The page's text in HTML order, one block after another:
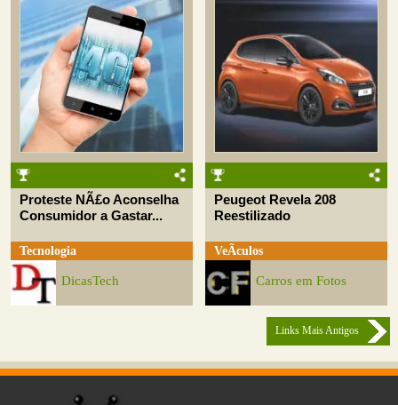
Proteste NÃ£o Aconselha
Consumidor a Gastar...
Tecnologia
DicasTech
Peugeot Revela 208
Reestilizado
VeÃ­culos
Carros em Fotos
Links Mais Antigos